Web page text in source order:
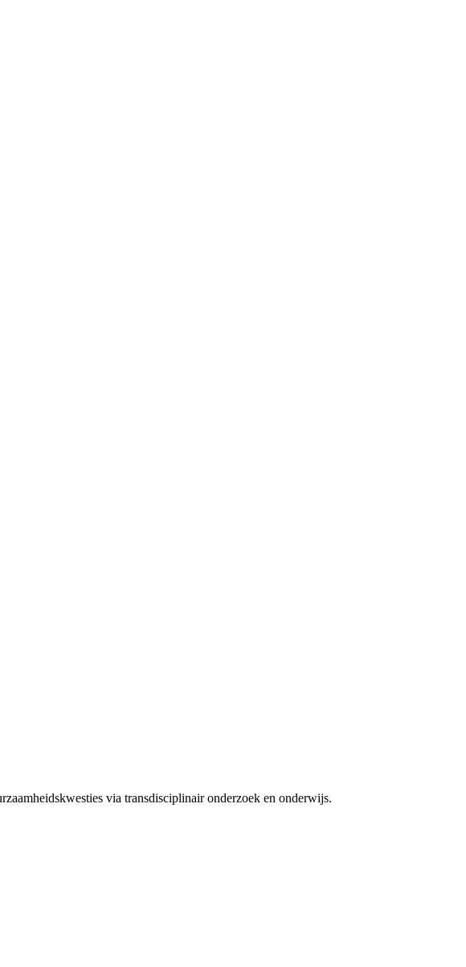
via transdisciplinair onderzoek en onderwijs.